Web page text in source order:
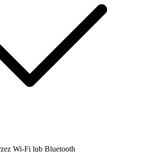
Wi-Fi lub Bluetooth